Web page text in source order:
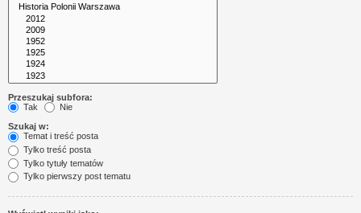
Przeszukaj subfora:
Tak
Nie
Szukaj w:
Temat i treść posta
Tylko treść posta
Tylko tytuły tematów
Tylko pierwszy post tematu